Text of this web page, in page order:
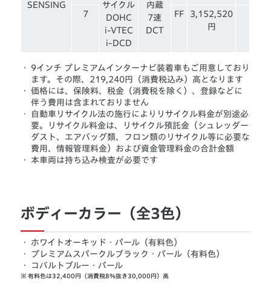
SENSING
サイクル
DOHC
i-VTEC
i-DCD
内蔵
7速
DCT
7 FF
3,152,520
円
・
9インチ プレミアムインターナビ装着車もご用意しており
ます。その際、219,240円（消費税込み）高となります
・
価格には、保険料、税金（消費税を除く）、登録などに
伴う費用は含まれておりません
・
自動車リサイクル法の施行によりリサイクル料金が別途必
要。リサイクル料金は、リサイクル預託金（シュレッダー
ダスト、エアバッグ類、フロン類のリサイクル等に必要な
費用、情報管理料金）および資金管理料金の合計金額
・
本車両は持ち込み検査が必要です
ボディーカラー（全3色）
・
ホワイトオーキッド・パール（有料色）
・
プレミアムスパークルブラック・パール（有料色）
・
コバルトブルー・パール
※ 有料色は32,400円（消費税8％抜き30,000円）高